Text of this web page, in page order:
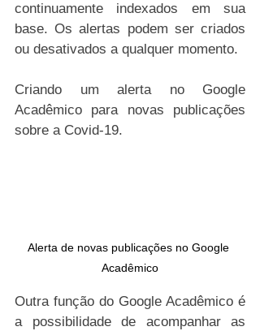
continuamente indexados em sua
base. Os alertas podem ser criados
ou desativados a qualquer momento.
Criando um alerta no Google
Acadêmico para novas publicações
sobre a Covid-19.
Alerta de novas publicações no Google
Acadêmico
Outra função do Google Acadêmico é
a possibilidade de acompanhar as